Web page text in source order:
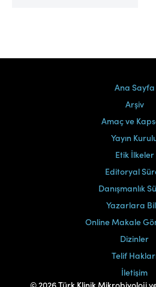
Ana Sayfa
Arşiv
Amaç ve
Yayın
Etik İlkeler
Editoryal
Danışmanlık
Yazarlara
Online Makale
Dizinler
Telif
İletişim
© 2026 Türk Klinik Mikrobiyoloji